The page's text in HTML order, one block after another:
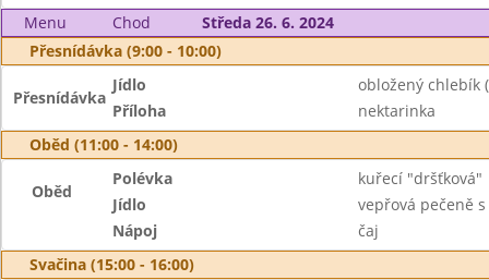
Menu
Chod
Středa 26. 6. 2024
Přesnídávka (9:00 - 10:00)
Přesnídávka
Jídlo
obložený chlebík
Příloha
nektarinka
Oběd (11:00 - 14:00)
Oběd
Polévka
kuřecí "dršťková"
Jídlo
vepřová pečeně
Nápoj
čaj
Svačina (15:00 - 16:00)